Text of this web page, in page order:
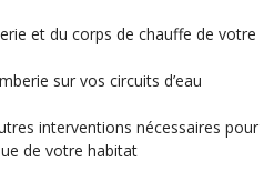
et du corps de chauffe de votre
sur vos circuits d’eau
interventions nécessaires pour
de votre habitat